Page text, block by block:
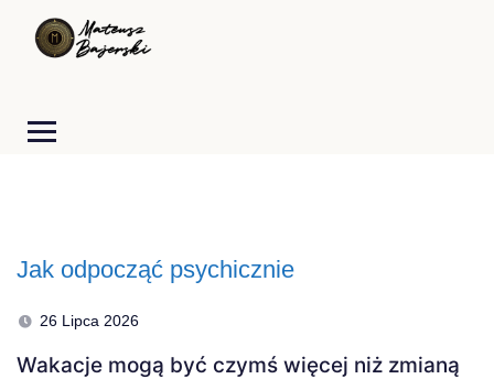
Jak odpocząć psychicznie
26 Lipca 2026
Wakacje mogą być czymś więcej niż zmianą